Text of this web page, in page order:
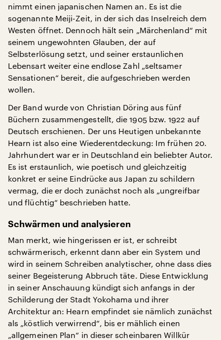
nimmt einen japanischen Namen an. Es ist die
sogenannte Meiji-Zeit, in der sich das Inselreich dem
Westen öffnet. Dennoch hält sein „Märchenland“ mit
seinem ungewohnten Glauben, der auf
Selbsterlösung setzt, und seiner erstaunlichen
Lebensart weiter eine endlose Zahl „seltsamer
Sensationen“ bereit, die aufgeschrieben werden
wollen.
Der Band wurde von Christian Döring aus fünf
Büchern zusammengestellt, die 1905 bzw. 1922 auf
Deutsch erschienen. Der uns Heutigen unbekannte
Hearn ist also eine Wiederentdeckung: Im frühen 20.
Jahrhundert war er in Deutschland ein beliebter Autor.
Es ist erstaunlich, wie poetisch und gleichzeitig
konkret er seine Eindrücke aus Japan zu schildern
vermag, die er doch zunächst noch als „ungreifbar
und flüchtig“ beschrieben hatte.
Schwärmen und analysieren
Man merkt, wie hingerissen er ist, er schreibt
schwärmerisch, erkennt dann aber ein System und
wird in seinem Schreiben analytischer, ohne dass dies
seiner Begeisterung Abbruch täte. Diese Entwicklung
in seiner Anschauung kündigt sich anfangs in der
Schilderung der Stadt Yokohama und ihrer
Architektur an: Hearn empfindet sie nämlich zunächst
als „köstlich verwirrend“, bis er mählich einen
„allgemeinen Plan“ in dieser scheinbaren Willkür